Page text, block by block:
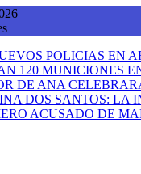
POLICIAS EN
120 MUNICIONES
DE ANA
DOS SANTOS: LA
ACUSADO DE